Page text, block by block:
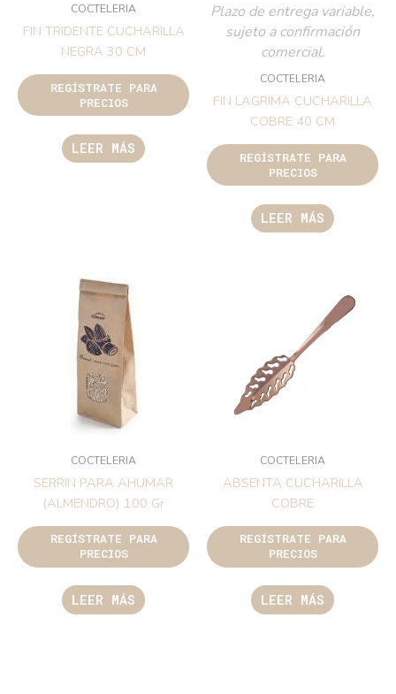
COCTELERIA
FIN TRIDENTE CUCHARILLA
NEGRA 30 CM
REGÍSTRATE PARA
PRECIOS
LEER MÁS
Plazo de entrega variable,
sujeto a confirmación
comercial.
COCTELERIA
FIN LAGRIMA CUCHARILLA
COBRE 40 CM
REGÍSTRATE PARA
PRECIOS
LEER MÁS
COCTELERIA
SERRIN PARA AHUMAR
(ALMENDRO) 100 Gr
REGÍSTRATE PARA
PRECIOS
LEER MÁS
COCTELERIA
ABSENTA CUCHARILLA
COBRE
REGÍSTRATE PARA
PRECIOS
LEER MÁS